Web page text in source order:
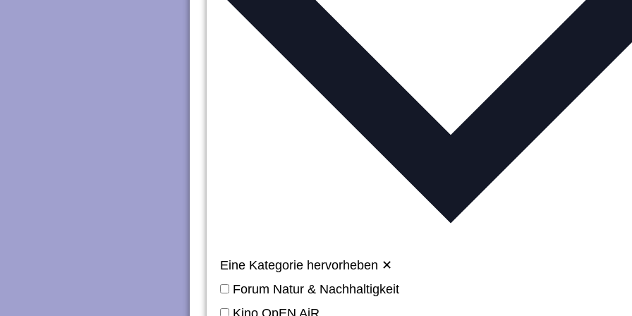
Eine Kategorie hervorheben ✕
Forum Natur & Nachhaltigkeit